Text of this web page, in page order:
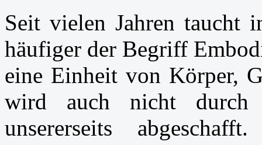
Seit vielen Jahren taucht
häufiger der Begriff
eine Einheit von Körper,
wird auch nicht durch
unsererseits